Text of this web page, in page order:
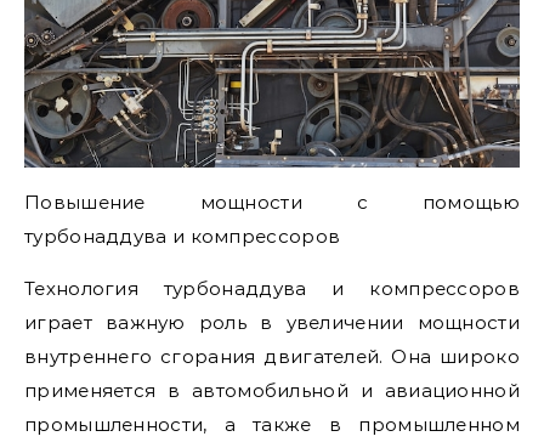
Повышение мощности с помощью
турбонаддува и компрессоров
Технология турбонаддува и компрессоров
играет важную роль в увеличении мощности
внутреннего сгорания двигателей. Она широко
применяется в автомобильной и авиационной
промышленности, а также в промышленном